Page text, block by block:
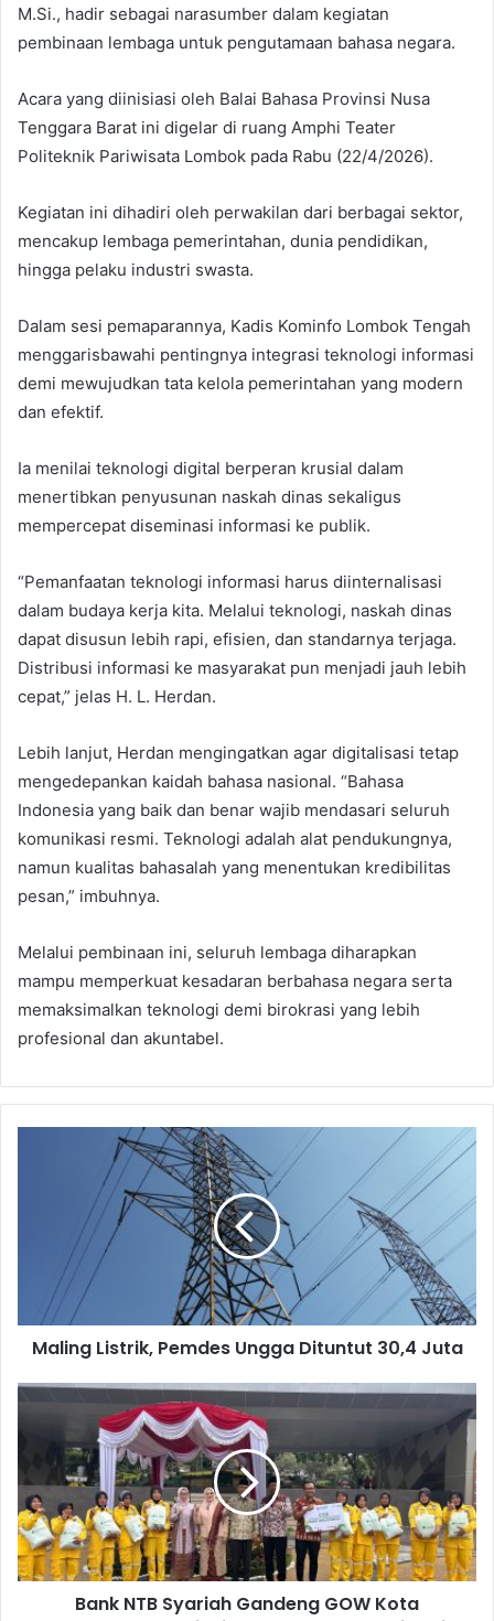
M.Si., hadir sebagai narasumber dalam kegiatan
pembinaan lembaga untuk pengutamaan bahasa negara.
Acara yang diinisiasi oleh Balai Bahasa Provinsi Nusa
Tenggara Barat ini digelar di ruang Amphi Teater
Politeknik Pariwisata Lombok pada Rabu (22/4/2026).
Kegiatan ini dihadiri oleh perwakilan dari berbagai sektor,
mencakup lembaga pemerintahan, dunia pendidikan,
hingga pelaku industri swasta.
Dalam sesi pemaparannya, Kadis Kominfo Lombok Tengah
menggarisbawahi pentingnya integrasi teknologi informasi
demi mewujudkan tata kelola pemerintahan yang modern
dan efektif.
Ia menilai teknologi digital berperan krusial dalam
menertibkan penyusunan naskah dinas sekaligus
mempercepat diseminasi informasi ke publik.
“Pemanfaatan teknologi informasi harus diinternalisasi
dalam budaya kerja kita. Melalui teknologi, naskah dinas
dapat disusun lebih rapi, efisien, dan standarnya terjaga.
Distribusi informasi ke masyarakat pun menjadi jauh lebih
cepat,” jelas H. L. Herdan.
Lebih lanjut, Herdan mengingatkan agar digitalisasi tetap
mengedepankan kaidah bahasa nasional. “Bahasa
Indonesia yang baik dan benar wajib mendasari seluruh
komunikasi resmi. Teknologi adalah alat pendukungnya,
namun kualitas bahasalah yang menentukan kredibilitas
pesan,” imbuhnya.
Melalui pembinaan ini, seluruh lembaga diharapkan
mampu memperkuat kesadaran berbahasa negara serta
memaksimalkan teknologi demi birokrasi yang lebih
profesional dan akuntabel.
Maling Listrik, Pemdes Ungga Dituntut 30,4 Juta
Bank NTB Syariah Gandeng GOW Kota